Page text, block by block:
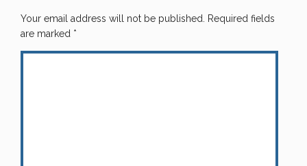
Your email address will not be published. Required fields
are marked *